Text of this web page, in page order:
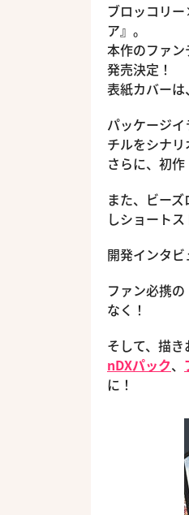
ブロッコリ
ア』。
本作のファン
発売決定！
表紙カバーは
パッケージ
チルをシナリ
さらに、初
また、ビー
しショート
開発インタビ
ファン必携
なく！
そして、描
nDXパック、
に！